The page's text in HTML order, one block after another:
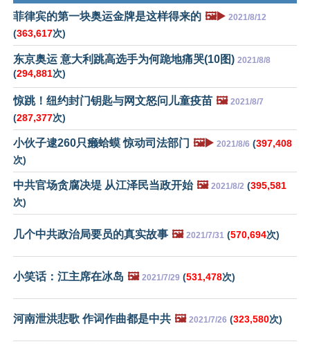
菲律宾的第一块奥运金牌是这样得来的 🖼️▶️ 2021/8/12
(363,617次)
东京奥运 意大利跳高选手为何跪地痛哭(10图) 2021/8/8
(294,881次)
惊跳！纽约封门钥匙与网文怒问儿童疫苗 🖼️ 2021/8/7
(287,377次)
小伙子逮260只癞蛤蟆 惊动司法部门 🖼️▶️ 2021/8/6 (397,408
次)
中共官场贪腐决堤 从江泽民当政开始 🖼️ 2021/8/2 (395,581
次)
几个中共政治局要员的真实故事 🖼️ 2021/7/31 (570,694次)
小笑话：江主席在冰岛 🖼️ 2021/7/29 (531,478次)
河南泄洪悲歌 作词作曲都是中共 🖼️ 2021/7/26 (323,580次)